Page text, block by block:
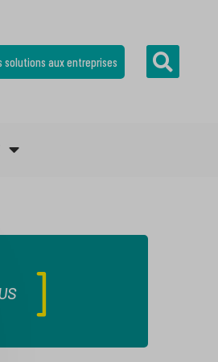
solutions aux entreprises